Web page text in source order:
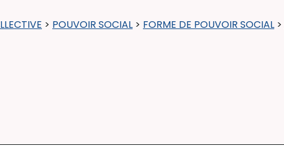
> POUVOIR SOCIAL > FORME DE POUVOIR SOCIAL >